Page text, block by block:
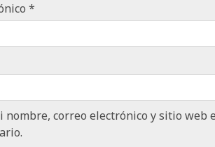
*
nombre, correo electrónico y sitio web